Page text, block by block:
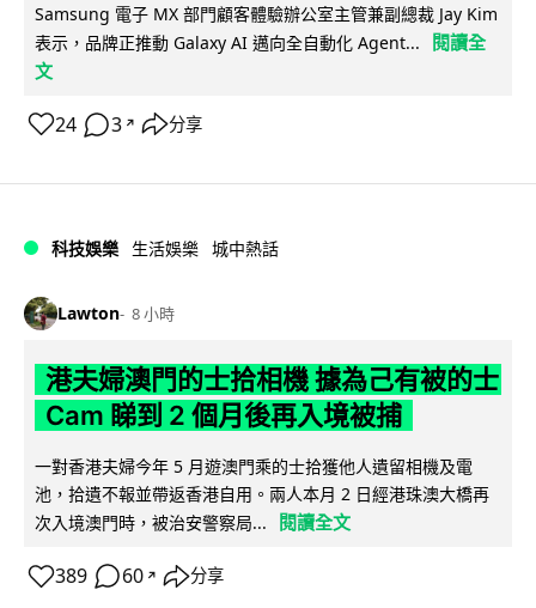
Samsung 電子 MX 部門顧客體驗辦公室主管兼副總裁 Jay Kim
表示，品牌正推動 Galaxy AI 邁向全自動化 Agent...
閱讀全
文
24 3 ↗ 分享
科技娛樂 生活娛樂 城中熱話
Lawton 8 小時
港夫婦澳門的士拾相機 據為己有被的士
Cam 睇到 2 個月後再入境被捕
一對香港夫婦今年 5 月遊澳門乘的士拾獲他人遺留相機及電
池，拾遺不報並帶返香港自用。兩人本月 2 日經港珠澳大橋再
次入境澳門時，被治安警察局...
閱讀全文
389 60 ↗ 分享